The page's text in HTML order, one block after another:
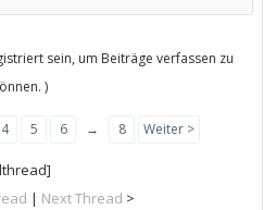
sein, um Beiträge verfassen zu
)
4 5 6 → 8 Weiter >
| Next Thread >